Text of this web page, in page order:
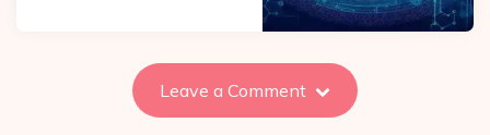
Leave a Comment